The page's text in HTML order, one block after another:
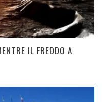
IL FREDDO A